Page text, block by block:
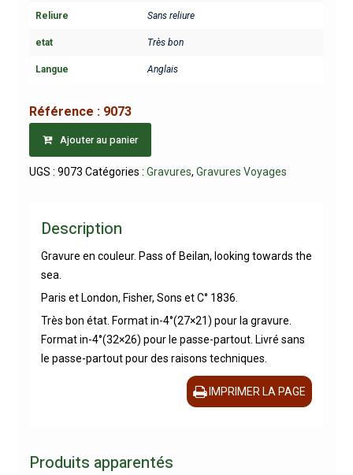
Reliure Sans reliure
etat Très bon
Langue Anglais
Référence : 9073
Ajouter au panier
UGS : 9073 Catégories : Gravures, Gravures Voyages
Description
Gravure en couleur. Pass of Beilan, looking towards the
sea.
Paris et London, Fisher, Sons et C° 1836.
Très bon état. Format in-4°(27×21) pour la gravure.
Format in-4°(32×26) pour le passe-partout. Livré sans
le passe-partout pour des raisons techniques.
IMPRIMER LA PAGE
Produits apparentés